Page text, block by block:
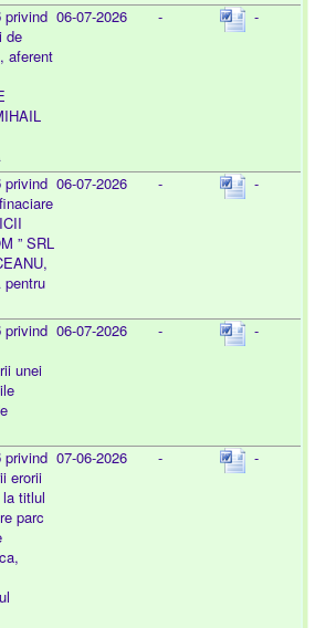
privind
de
aferent
06-07-2026 - -
privind
” SRL
pentru
06-07-2026 - -
privind
unei
06-07-2026 - -
privind
erorii
titlul
parc
07-06-2026 - -